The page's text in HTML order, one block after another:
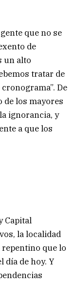
que no se
de
un alto
tratar de
De
de los mayores
ignorancia, y
a que los
Capital
la localidad
que lo
día de hoy. Y